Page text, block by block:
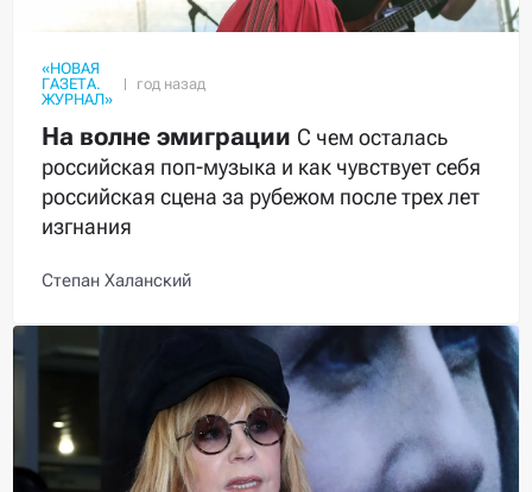
«НОВАЯ
ГАЗЕТА.
ЖУРНАЛ»
На волне эмиграции С чем осталась
российская поп-музыка и как чувствует себя
российская сцена за рубежом после трех лет
изгнания
Степан Халанский